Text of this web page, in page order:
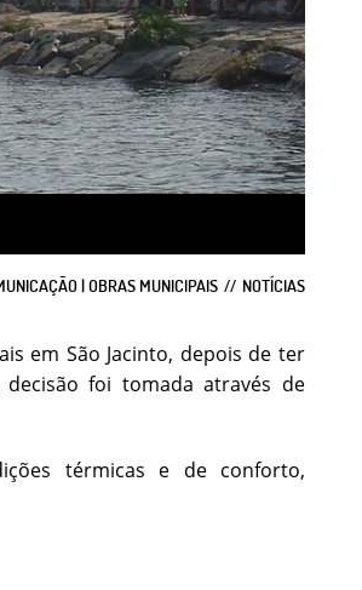
| OBRAS MUNICIPAIS NOTÍCIAS
em São Jacinto, depois de ter
decisão foi tomada através de
térmicas e de conforto,